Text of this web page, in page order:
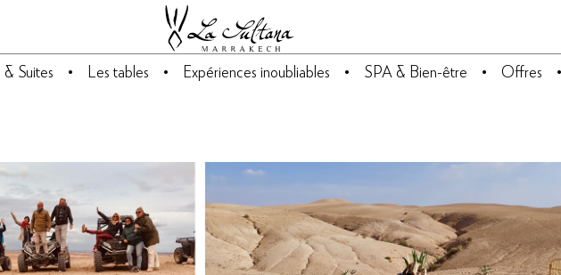
Suites Les tables Expériences inoubliables SPA & Bien-être Offres